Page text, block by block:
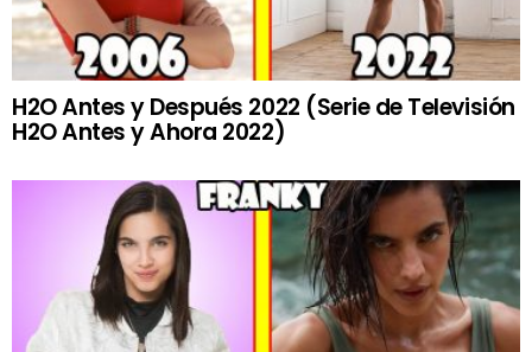
H2O Antes y Después 2022 (Serie de Televisión
H2O Antes y Ahora 2022)